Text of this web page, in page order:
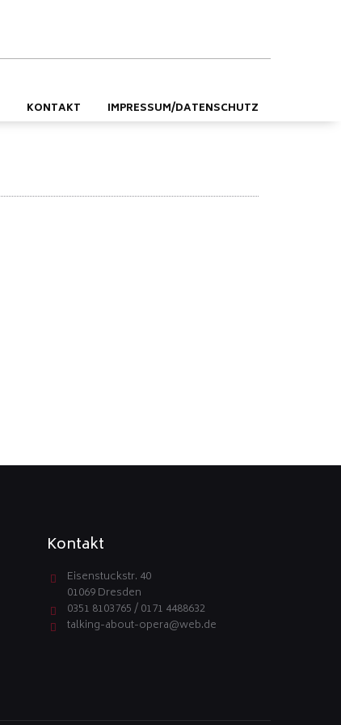
KONTAKT IMPRESSUM/DATENSCHUTZ
Kontakt
Eisenstuckstr. 40
01069 Dresden
0351 8103765 / 0171 4488632
talking-about-opera@web.de